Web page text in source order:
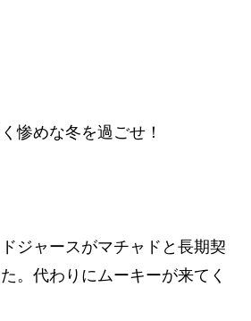
惨めな冬を過ごせ！
ジャースがマチャドと長期契
。代わりにムーキーが来てく